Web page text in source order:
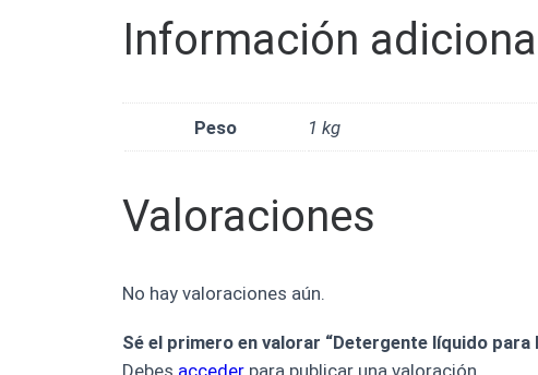
Información adicional
Peso 1 kg
Valoraciones
No hay valoraciones aún.
Sé el primero en valorar “Detergente líquido
Debes acceder para publicar una valoración.